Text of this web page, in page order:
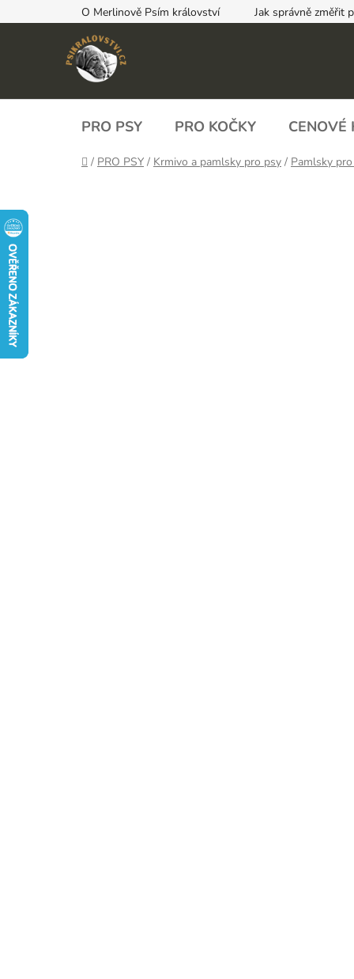
na
O Merlinově Psím království Jak správně změřit
PRO PSY PRO KOČKY CENOVÉ
Domů
/ PRO PSY / Krmivo a pamlsky pro psy / Pamlsky